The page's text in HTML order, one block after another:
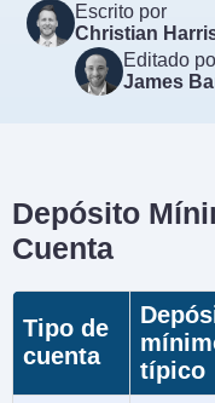
Escrito por
Christian
Editado
James
Depósito
Cuenta
Tipo de
cuenta
típico